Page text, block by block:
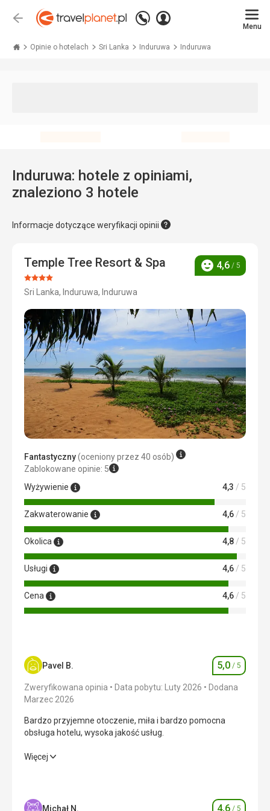
Wstecz
Zadzwoń
+48 71 771 76 55
Zaloguj
Menu
Opinie o hotelach Sri Lanka Induruwa Induruwa
Induruwa: hotele z opiniami,
znaleziono 3 hotele
Informacje dotyczące weryfikacji opinii
Temple Tree Resort & Spa
Ocena:
4/5
Sri Lanka, Induruwa, Induruwa
Ocena
4,6 / 5
Fantastyczny(oceniony przez 40 osób)
Zablokowane opinie: 5
Wyżywienie
4,3 / 5
Zakwaterowanie 4,6 / 5
Okolica 4,8 / 5
Usługi 4,6 / 5
Cena 4,6 / 5
Pavel B. Ocena
5,0 / 5
Zweryfikowana opinia Data pobytu: Luty 2026
Dodana
Marzec 2026
Bardzo przyjemne otoczenie, miła i bardzo pomocna
obsługa hotelu, wysoka jakość usług.
Bardzo przyjemne otoczenie, miła i bardzo pomocna
Więcej
Michał N. 4,6 / 5